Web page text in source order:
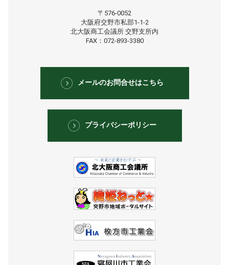
〒576-0052
大阪府交野市私部1-1-2
北大阪商工会議所 交野支所内
FAX：072-893-3380
メールのお問合せはこちら
プライバシーポリシー